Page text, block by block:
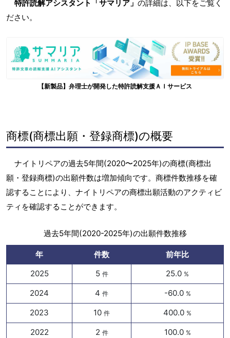
特許読解アシスタント「サマリア」 の詳細は、以下をご覧く
ださい。
【新製品】弁理士が開発した特許読解支援ＡＩサービス
商標(商標出願・登録商標)の概要
ナイトリペアの過去5年間(2020〜2025年)の商標(商標出
願・登録商標)の出願件数は増加傾向です。商標件数推移を確
認することにより、ナイトリペアの商標出願活動のアクティビ
ティを確認することができます。
過去5年間(2020-2025年)の出願件数推移
年 件数
前年比
2025
5 件 25.0 %
2024 4 件 -60.0 %
2023 10 件 400.0 %
2022 2 件 100.0 %